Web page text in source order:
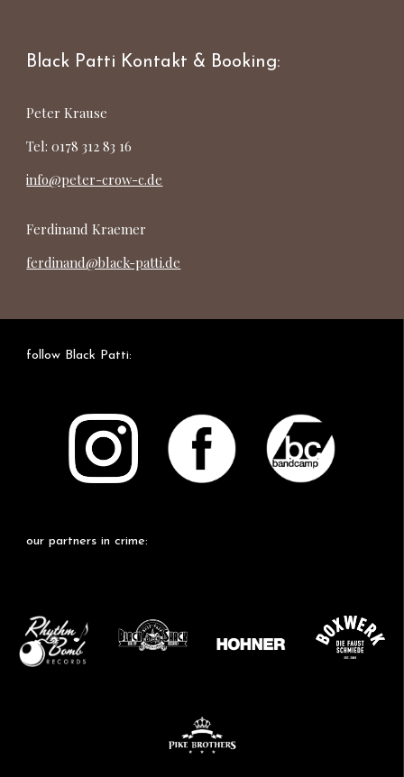
Black Patti Kontakt & Booking:
Peter Krause
Tel: 0178 312 83 16
info@peter-crow-c.de
Ferdinand Kraemer
ferdinand@black-patti.de
follow Black Patti:
our partners in crime: